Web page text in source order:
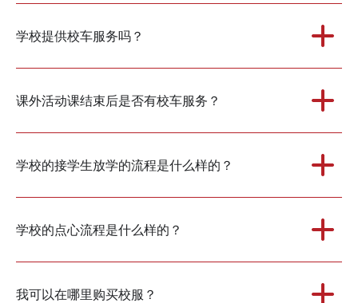
学校提供校车服务吗？
课外活动课结束后是否有校车服务？
学校的接学生放学的流程是什么样的？
学校的点心流程是什么样的？
我可以在哪里购买校服？